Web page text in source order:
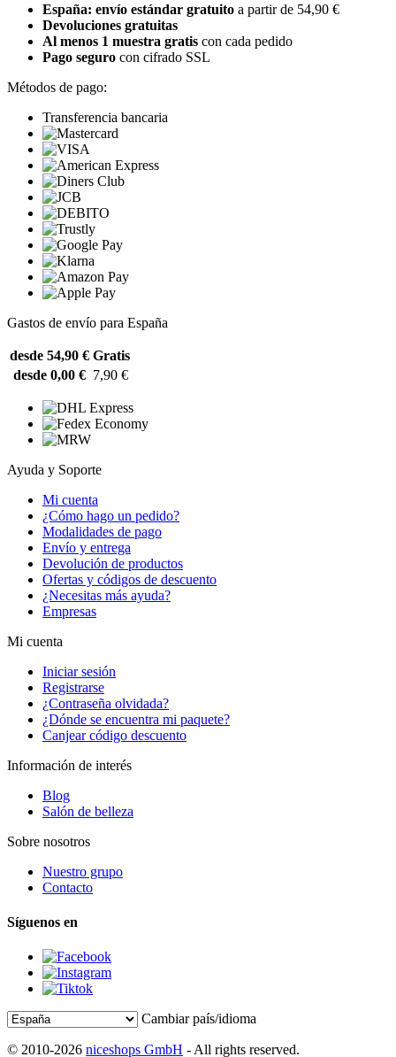
España: envío estándar gratuito a partir de 54,90 €
Devoluciones gratuitas
Al menos 1 muestra gratis con cada pedido
Pago seguro con cifrado SSL
Métodos de pago:
Transferencia bancaria
Gastos de envío para España
desde 54,90 € Gratis
desde 0,00 € 7,90 €
Ayuda y Soporte
Mi cuenta
¿Cómo hago un pedido?
Modalidades de pago
Envío y entrega
Devolución de productos
Ofertas y códigos de descuento
¿Necesitas más ayuda?
Empresas
Mi cuenta
Iniciar sesión
Registrarse
¿Contraseña olvidada?
¿Dónde se encuentra mi paquete?
Canjear código descuento
Información de interés
Blog
Salón de belleza
Sobre nosotros
Nuestro grupo
Contacto
Síguenos en
Cambiar país/idioma
© 2010-2026 niceshops GmbH - All rights reserved.